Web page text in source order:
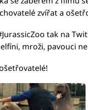
zvířat a
tak na
mroži, pavouci